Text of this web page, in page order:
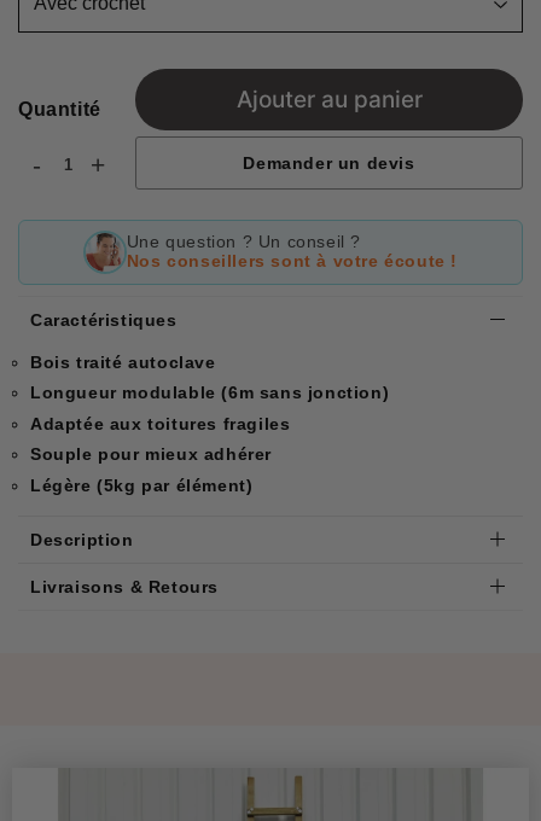
Quantité
- +
Ajouter au panier
Demander un devis
Une question ? Un conseil ?
Nos conseillers sont à votre écoute !
Caractéristiques
Bois traité autoclave
Longueur modulable (6m sans jonction)
Adaptée aux toitures fragiles
Souple pour mieux adhérer
Légère (5kg par élément)
Description
Livraisons & Retours